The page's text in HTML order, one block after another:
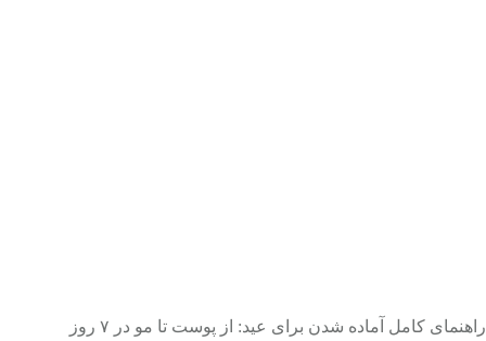
راهنمای کامل آماده شدن برای عید: از پوست تا مو در ۷ روز